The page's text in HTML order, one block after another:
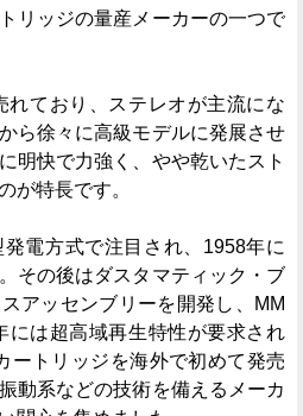
リッジの量産メーカーの一つで
れており、ステレオが主流にな
ら徐々に高級モデルに発展させ
明快で力強く、やや乾いたスト
が特長です。
電方式で注目され、1958年に
その後はダスタマティック・ブ
アッセンブリーを開発し、MM
には超高域再生特性が要求され
ートリッジを海外で初めて発売
動系などの技術を備えるメーカ